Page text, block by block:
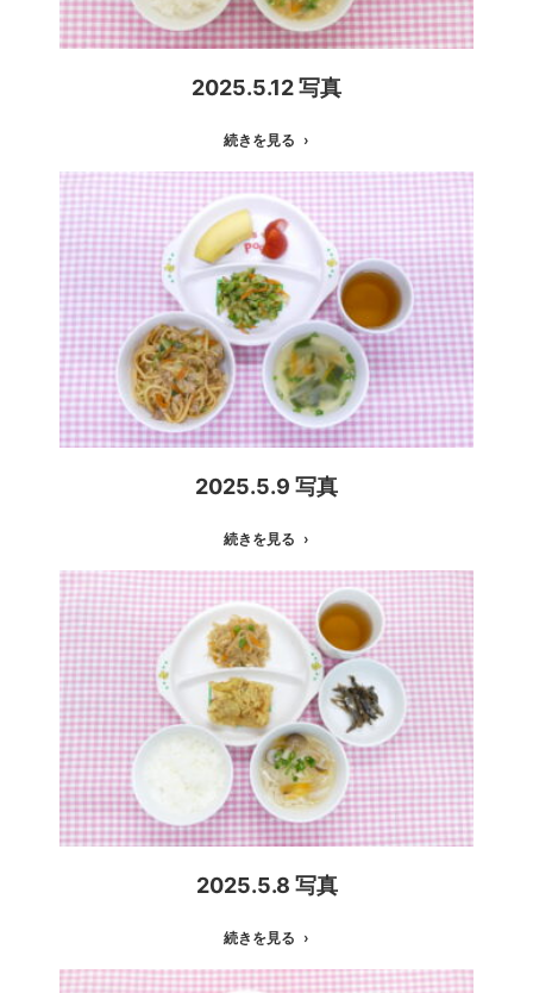
2025.5.12 写真
続きを見る
2025.5.9 写真
続きを見る
2025.5.8 写真
続きを見る